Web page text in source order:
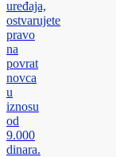
uređaja,
ostvarujete
pravo
na
povrat
novca
u
iznosu
od
9.000
dinara.